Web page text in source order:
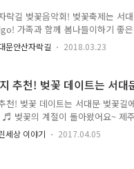
락길 벚꽃음악회! 벚꽃축제는 서
가족과 함께 봄나들이하기 좋
서대문 안산자락길 벚꽃음악회'
산'은 음악과 함께 벚꽃을 즐길 수
로, 석촌호수에 이어 가장 늦게 벚
로 벚꽃잎 흩날리는 안산 자락길
안산자락길 벚꽃음악회 서대문
다 늘어, 올해는 더욱 다양한 장르
문안산자락길 2018.03.23
추천! 벚꽃 데이트는 서대
천! 벚꽃 데이트는 서대문 벚꽃길
♬ 벚꽃의 계절이 돌아왔어요~ 제
볼 수 있는데요!! 서울도 조금씩 벚
지만 행복한 고민!! 어디로 벚꽃
세상 이야기 2017.04.05